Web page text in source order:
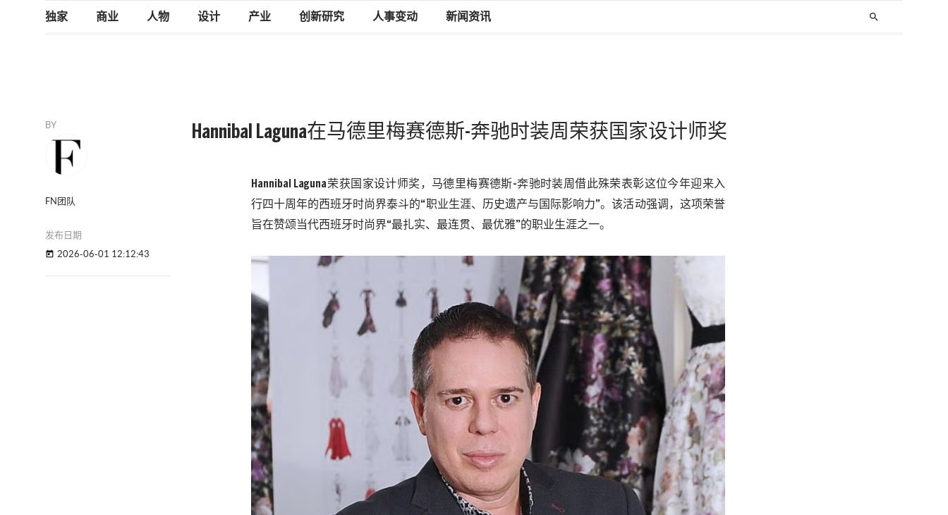
独家 商业 人物 设计 产业 创新研究 人事变动 新闻资讯 search
BY
FN团队
发布日期
today 2026-06-01 12:12:43
Hannibal Laguna在马德里梅赛德斯-奔驰时装周荣获国家设计师奖
Hannibal Laguna 荣获国家设计师奖，马德里梅赛德斯-奔驰时装周借此殊荣表彰这位今年迎来入
行四十周年的西班牙时尚界泰斗的“职业生涯、历史遗产与国际影响力”。该活动强调，这项荣誉
旨在赞颂当代西班牙时尚界“最扎实、最连贯、最优雅”的职业生涯之一。